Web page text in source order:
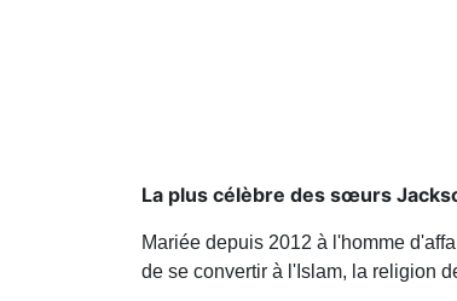
La plus célèbre des sœurs
Mariée depuis 2012 à l'homme
de se convertir à l'Islam, la religion